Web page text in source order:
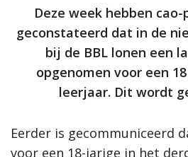
Deze week hebben
geconstateerd dat in de
bij de BBL lonen een
opgenomen voor een
leerjaar. Dit wordt
Eerder is gecommuniceerd
voor een 18-jarige in het